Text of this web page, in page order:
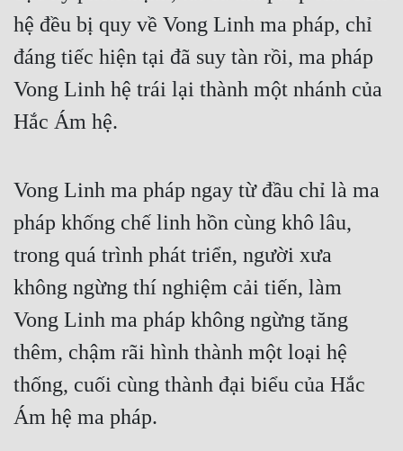
hệ đều bị quy về Vong Linh ma pháp, chỉ
đáng tiếc hiện tại đã suy tàn rồi, ma pháp
Vong Linh hệ trái lại thành một nhánh của
Hắc Ám hệ.
Vong Linh ma pháp ngay từ đầu chỉ là ma
pháp khống chế linh hồn cùng khô lâu,
trong quá trình phát triển, người xưa
không ngừng thí nghiệm cải tiến, làm
Vong Linh ma pháp không ngừng tăng
thêm, chậm rãi hình thành một loại hệ
thống, cuối cùng thành đại biểu của Hắc
Ám hệ ma pháp.